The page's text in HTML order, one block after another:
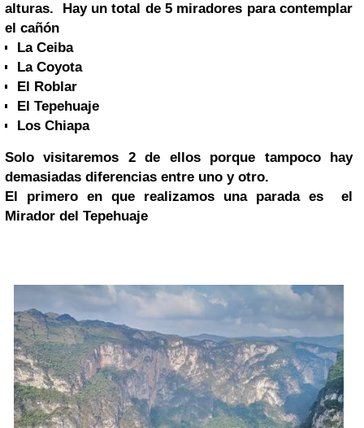
alturas. Hay un total de 5 miradores para contemplar
el cañón
La Ceiba
La Coyota
El Roblar
El Tepehuaje
Los Chiapa
Solo visitaremos 2 de ellos porque tampoco hay
demasiadas diferencias entre uno y otro.
El primero en que realizamos una parada es el
Mirador del Tepehuaje